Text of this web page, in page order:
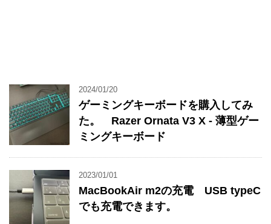
2024/01/20
ゲーミングキーボードを購入してみ
た。 Razer Ornata V3 X - 薄型ゲー
ミングキーボード
2023/01/01
MacBookAir m2の充電 USB typeC
でも充電できます。